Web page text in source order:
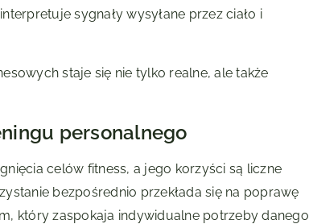
sygnały wysyłane przez ciało i
staje się nie tylko realne, ale także
personalnego
celów fitness, a jego korzyści są liczne
bezpośrednio przekłada się na poprawę
który zaspokaja indywidualne potrzeby danego